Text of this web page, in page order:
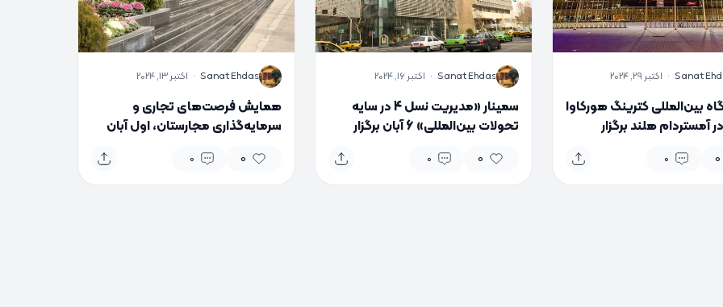
Sanat
· اکتبر 29, 2024
بین‌المللی کترینگ هورکاوا
در آمستردام هلند برگزار
0
0
S
Sanat Ehdas
· اکتبر 16, 2024
سمینار «مدیریت نسل 4 در سایه
تحولات بین‌المللی» 6 آبان برگزار
0
0
S
Sanat Ehdas
· اکتبر 13, 2024
همایش فرصت‌های تجاری و
سرمایه‌گذاری مجارستان، اول آبان
0
0